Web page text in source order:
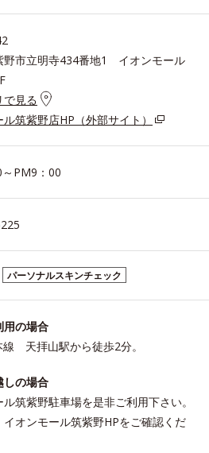
野市立明寺434番地1 イオンモール
で見る
筑紫野店HP（外部サイト）
PM9：00
パーソナルスキンチェック
用の場合
線 天拝山駅から徒歩2分。
しの場合
筑紫野駐車場を是非ご利用下さい。
イオンモール筑紫野HPをご確認くだ